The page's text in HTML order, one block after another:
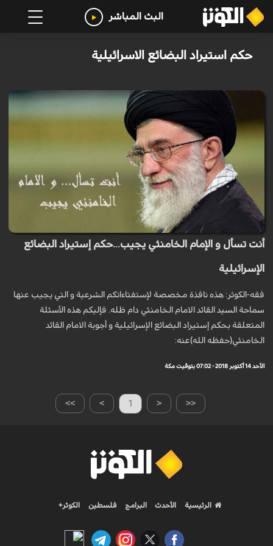
البث المباشر
حكم استيراد البضائع الاسرائيلية
أنت تسأل و الإمام الخامنئي يجيب...حكم إستيراد البضائع
الإسرائيلية
فقه-الكوثر: هذه نافذة مخصصة لإستفتاءاتكم الشرعية و التي يجيب عنها
سماحة السيد القائد الامام الخامنئي دام ظله. فإليكم هذه الأسئلة
المتعلقة بحكم إستيراد البضائع الإسرائيلية و أجوبة الامام القائد
الخامنئي(حفظه الله)عنه:
الأحد 14 أكتوبر 2018 - 07:02 بتوقيت مكة
>> > 1 < <<
الرئيسية الأحدث البرامج فلسطين الكوثر+